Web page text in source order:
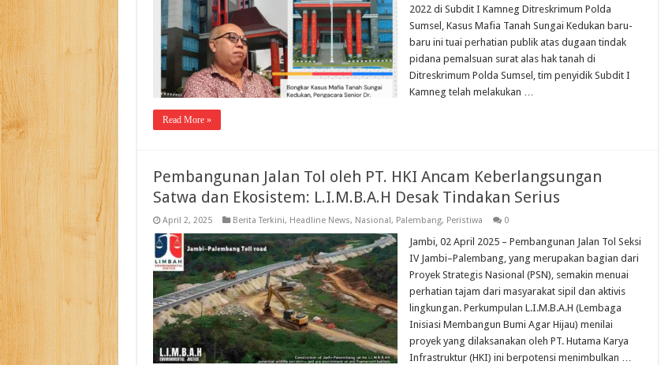
2022 di Subdit I Kamneg Ditreskrimum Polda
Sumsel, Kasus Mafia Tanah Sungai Kedukan baru-
baru ini tuai perhatian publik atas dugaan tindak
pidana pemalsuan surat alas hak tanah di
Ditreskrimum Polda Sumsel, tim penyidik Subdit I
Kamneg telah melakukan …
Read More »
Pembangunan Jalan Tol oleh PT. HKI Ancam Keberlangsungan
Satwa dan Ekosistem: L.I.M.B.A.H Desak Tindakan Serius
April 2, 2025 Berita Terkini, Headline News, Nasional , Palembang, Peristiwa 0
Jambi, 02 April 2025 – Pembangunan Jalan Tol Seksi
IV Jambi–Palembang, yang merupakan bagian dari
Proyek Strategis Nasional (PSN), semakin menuai
perhatian tajam dari masyarakat sipil dan aktivis
lingkungan. Perkumpulan L.I.M.B.A.H (Lembaga
Inisiasi Membangun Bumi Agar Hijau) menilai
proyek yang dilaksanakan oleh PT. Hutama Karya
Infrastruktur (HKI) ini berpotensi menimbulkan …